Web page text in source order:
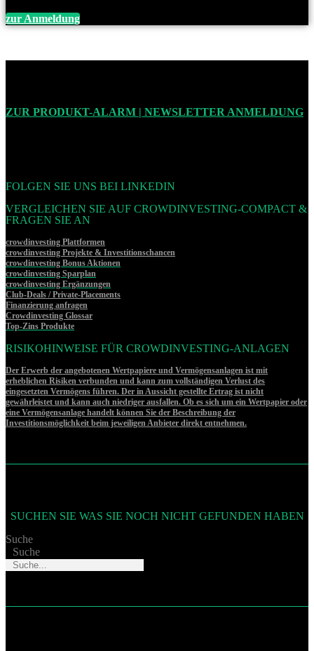
zur Anmeldung
ZUR PRODUKT-ALARM | NEWSLETTER ANMELDUNG
FOLGEN SIE UNS BEI LINKEDIN
VERGLEICHEN SIE AUF CROWDINVESTING-COMPACT &
FRAGEN SIE AN
crowdinvesting Plattformen
crowdinvesting Projekte & Investitionschancen
crowdinvesting Bonus Aktionen
crowdinvesting Sparplan
crowdinvesting Ergänzungen
Club-Deals / Private-Placements
Finanzierung anfragen
Crowdinvesting Glossar
Top-Zins Produkte
RISIKOHINWEISE FÜR CROWDINVESTING-ANLAGEN
Der Erwerb der angebotenen Wertpapiere und Vermögensanlagen ist mit
erheblichen Risiken verbunden und kann zum vollständigen Verlust des
eingesetzten Vermögens führen. Der in Aussicht gestellte Ertrag ist nicht
gewährleistet und kann auch niedriger ausfallen. Ob es sich um ein Wertpapier oder
eine Vermögensanlage handelt können Sie der Beschreibung der
Investitionsmöglichkeit beim jeweiligen Anbieter direkt entnehmen.
SUCHEN SIE WAS SIE NOCH NICHT GEFUNDEN HABEN
Suche
Suche